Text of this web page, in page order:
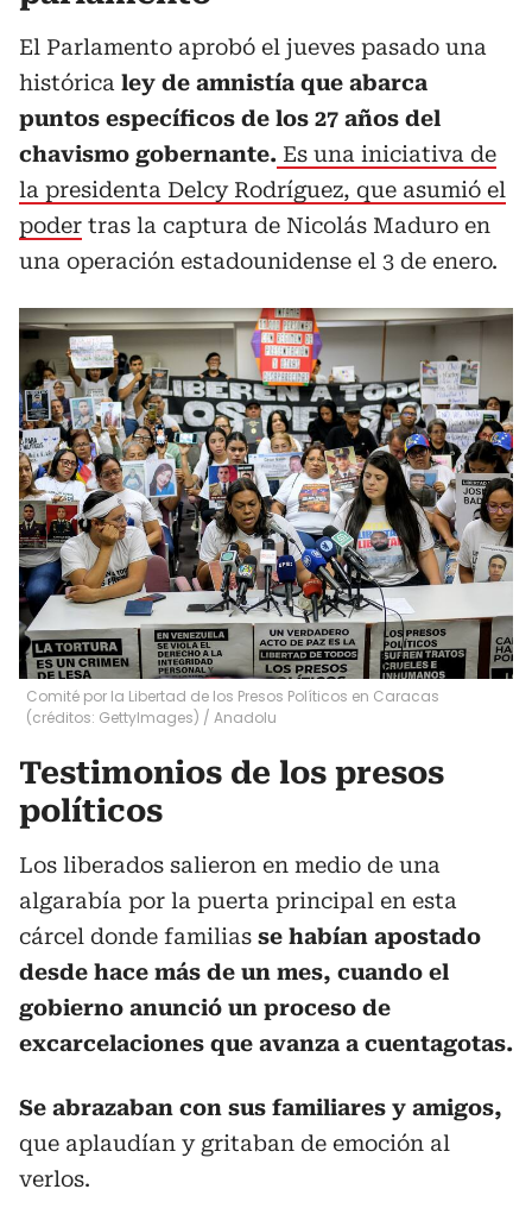
El Parlamento aprobó el jueves pasado una
histórica ley de amnistía que abarca
puntos específicos de los 27 años del
chavismo gobernante. Es una iniciativa de
la presidenta Delcy Rodríguez, que asumió el
poder tras la captura de Nicolás Maduro en
una operación estadounidense el 3 de enero.
Comité por la Libertad de los Presos Políticos en Caracas
(créditos: GettyImages) / Anadolu
Testimonios de los presos
políticos
Los liberados salieron en medio de una
algarabía por la puerta principal en esta
cárcel donde familias se habían apostado
desde hace más de un mes, cuando el
gobierno anunció un proceso de
excarcelaciones que avanza a cuentagotas.
Se abrazaban con sus familiares y amigos,
que aplaudían y gritaban de emoción al
verlos.